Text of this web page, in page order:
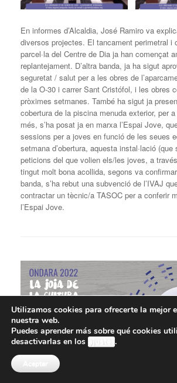
En informes d’Alcaldia, José Ramiro va
diversos projectes. El tancament perimetral i
parcel·la del Centre de Dia ja han començat
replantejament. D’altra banda, ja ha sigut
seguretat / salut per a les obres de
de la O-30 i carrer Sant Cristófol, i les obres
pròximes setmanes. També ha sigut ja
cobertura de la piscina menuda exterior, per
més, s’ha posat ja en marxa l’Espai Jove,
sessions per a joves en funció de les seues
setmana d’obertura, aquesta instal·lació (que
peticions del que volien els/les joves, a
tingut molt bona acollida, segons va confirmar
banda, s’ha rebut una subvenció de l’IVAJ
contractar un tècnic/a TASOC per a conferir
l’Espai Jove.
Utilizamos cookies para ofrecerte la mejor
nuestra web.
Puedes aprender más sobre qué cookies
desactivarlas en los ajustes.